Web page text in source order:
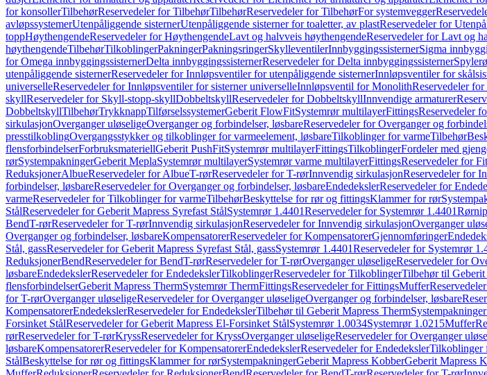
for konsollerTilbehørReservedeler for TilbehørTilbehørReservedeler for TilbehørFor systemvegger
avløpssystemerUtenpåliggende sisternerUtenpåliggende sisterner for toaletter, av plastReservedeler for
toppHøythengendeReservedeler for HøythengendeLavt og halvveis høythengendeReservedeler for Lavt og
høythengendeTilbehørTilkoblingerPakningerPakningsringerSkylleventilerInnbyggingssisternerSigma
for Omega innbyggingssisternerDelta innbyggingssisternerReservedeler for Delta innbyggingssisterner
utenpåliggende sisternerReservedeler for Innløpsventiler for utenpåliggende sisternerInnløpsventiler for
universelleReservedeler for Innløpsventiler for sisterner universelleInnløpsventil for MonolithReservedeler
skyllReservedeler for Skyll-stopp-skyllDobbeltskyllReservedeler for DobbeltskyllInnvendige armaturer
DobbeltskyllTilbehørTrykknappTilførselssystemerGeberit FlowFitSystemrør multilayerFittingsReservedeler
sirkulasjonOverganger uløseligeOverganger og forbindelser, løsbareReservedeler for Overganger og
presstilkoblingOvergangsstykker og tilkoblinger for varmeelement, løsbareTilkoblinger for varmeTilbehør
flensforbindelserForbruksmateriellGeberit PushFitSystemrør multilayerFittingsTilkoblingerFordeler med
rørSystempakningerGeberit MeplaSystemrør multilayerSystemrør varme multilayerFittingsReservedeler for
ReduksjonerAlbueReservedeler for AlbueT-rørReservedeler for T-rørInnvendig sirkulasjonReservedeler for
forbindelser, løsbareReservedeler for Overganger og forbindelser, løsbareEndedekslerReservedeler for
varmeReservedeler for Tilkoblinger for varmeTilbehørBeskyttelse for rør og fittingsKlammer for rør
StålReservedeler for Geberit Mapress Syrefast StålSystemrør 1.4401Reservedeler for Systemrør 1.4401
BendT-rørReservedeler for T-rørInnvendig sirkulasjonReservedeler for Innvendig sirkulasjonOverganger
Overganger og forbindelser, løsbareKompensatorerReservedeler for KompensatorerGjennomføringer
Stål, gassReservedeler for Geberit Mapress Syrefast Stål, gassSystemrør 1.4401Reservedeler for Systemrør
ReduksjonerBendReservedeler for BendT-rørReservedeler for T-rørOverganger uløseligeReservedeler for
løsbareEndedekslerReservedeler for EndedekslerTilkoblingerReservedeler for TilkoblingerTilbehør til Geberit
flensforbindelserGeberit Mapress ThermSystemrør ThermFittingsReservedeler for FittingsMuffer
for T-rørOverganger uløseligeReservedeler for Overganger uløseligeOverganger og forbindelser, løsbare
KompensatorerEndedekslerReservedeler for EndedekslerTilbehør til Geberit Mapress ThermSystempakninger
Forsinket StålReservedeler for Geberit Mapress El-Forsinket StålSystemrør 1.0034Systemrør 1.0215Muffer
rørReservedeler for T-rørKryssReservedeler for KryssOverganger uløseligeReservedeler for Overganger
løsbareKompensatorerReservedeler for KompensatorerEndedekslerReservedeler for EndedekslerTilkoblinger
StålBeskyttelse for rør og fittingsKlammer for rørSystempakningerGeberit Mapress KobberGeberit Mapress